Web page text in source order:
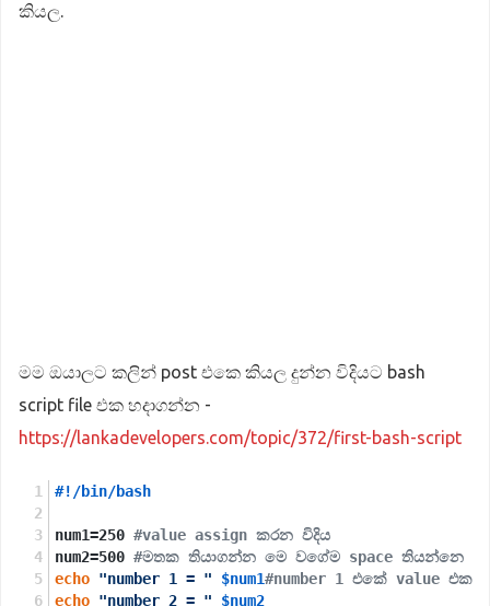
කියල.
මම ඔයාලට කලින් post එකෙ කියල දුන්න විදියට bash
script file එක හදාගන්න -
https://lankadevelopers.com/topic/372/first-bash-script
#!/bin/bash
num1=250 #value assign කරන විදිය
num2=500 #මතක තියාගන්න මෙ වගේම space තියන්නෙ
echo "number 1 = " $num1#number 1 එකේ value
echo "number 2 = "
$num2